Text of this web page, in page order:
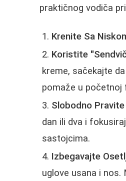
praktičnog vodiča
Krenite Sa
Koristite
kreme, sačekajte
pomaže u početnoj
Slobodno Pravite
dan ili dva i
sastojcima.
Izbegavajte
uglove usana i